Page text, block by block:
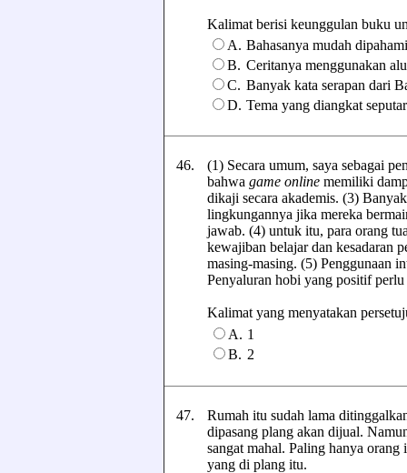
Kalimat berisi keunggulan buku
A. Bahasanya mudah
B. Ceritanya menggunakan
C. Banyak kata serapan dari
D. Tema yang diangkat
46.
(1) Secara umum, saya sebagai
bahwa game online memiliki
dikaji secara akademis. (3)
lingkungannya jika mereka
jawab. (4) untuk itu, para orang
kewajiban belajar dan kesadaran
masing-masing. (5) Penggunaan
Penyaluran hobi yang positif
Kalimat yang menyatakan
A. 1
B. 2
47.
Rumah itu sudah lama
dipasang plang akan dijual.
sangat mahal. Paling hanya
yang di plang itu.